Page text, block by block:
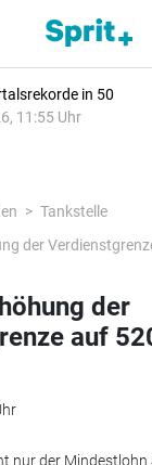
in 50
11:55 Uhr
Tankstelle
der
der
auf
nur der